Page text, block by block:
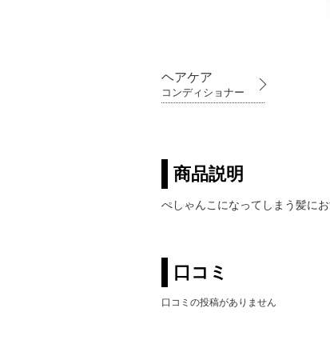
ヘアケア
コンディショナー
商品説明
ぺしゃんこになってしまう髪に
口コミ
口コミの投稿がありません